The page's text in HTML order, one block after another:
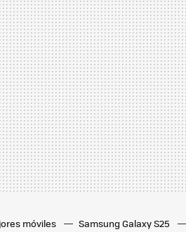
móviles Samsung Galaxy S25